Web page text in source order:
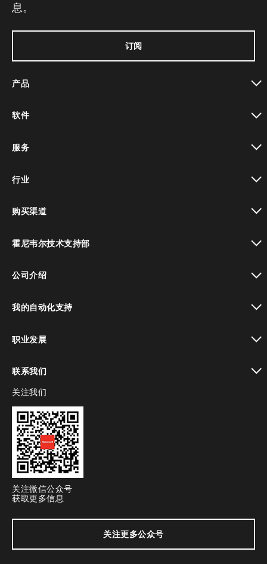
息。
订阅
产品
软件
服务
行业
购买渠道
霍尼韦尔技术支持部
公司介绍
我的自动化支持
职业发展
联系我们
toggle view
关注我们
关注微信公众号
获取更多信息
关注更多公众号